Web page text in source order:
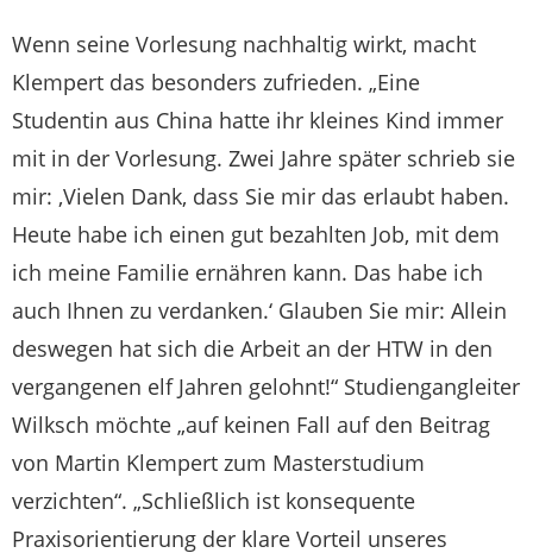
Wenn seine Vorlesung nachhaltig wirkt, macht
Klempert das besonders zufrieden. „Eine
Studentin aus China hatte ihr kleines Kind immer
mit in der Vorlesung. Zwei Jahre später schrieb sie
mir: ,Vielen Dank, dass Sie mir das erlaubt haben.
Heute habe ich einen gut bezahlten Job, mit dem
ich meine Familie ernähren kann. Das habe ich
auch Ihnen zu verdanken.‘ Glauben Sie mir: Allein
deswegen hat sich die Arbeit an der HTW in den
vergangenen elf Jahren gelohnt!“ Studiengangleiter
Wilksch möchte „auf keinen Fall auf den Beitrag
von Martin Klempert zum Masterstudium
verzichten“. „Schließlich ist konsequente
Praxisorientierung der klare Vorteil unseres